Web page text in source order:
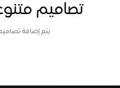
تصاميم
يتم إضافة